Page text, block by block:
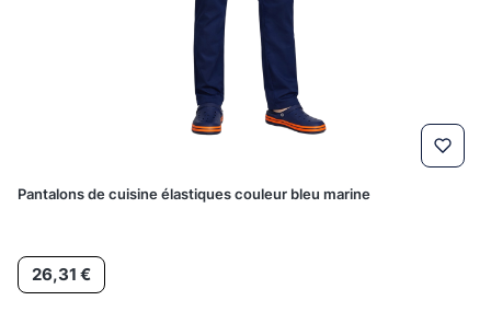
Pantalons de cuisine élastiques couleur bleu marine
Prix26,31 €